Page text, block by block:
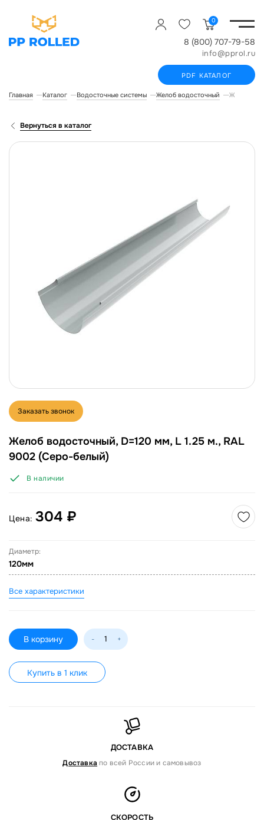
0
8 (800) 707-79-58
info@pprol.ru
PDF КАТАЛОГ
Главная Каталог Водосточные системы Желоб водосточный Желоб
Вернуться в каталог
Заказать звонок
Желоб водосточный, D=120 мм, L 1.25 м., RAL
9002 (Серо-белый)
В наличии
Цена: 304 ₽
Диаметр:
120мм
Все характеристики
В корзину - +
Купить в 1 клик
ДОСТАВКА
Доставка по всей России и самовывоз
СКОРОСТЬ